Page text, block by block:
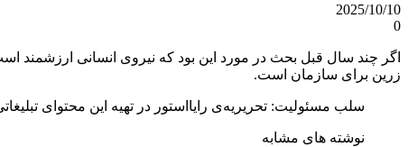
2025/10/10
0
اگر چند سال قبل بحث در مورد این بود که نیروی انسانی ارزشمند
زرین برای سازمان است.
سلب‌ مسئولیت: تحریریه‌ی رایااستور در تهیه‌ این محتوای
نوشته های مشابه